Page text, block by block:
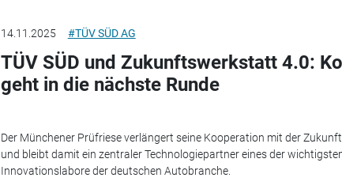
14.11.2025 #TÜV SÜD AG
TÜV SÜD und Zukunftswerkstatt 4.0:
geht in die nächste Runde
Der Münchener Prüfriese verlängert seine Kooperation mit der
und bleibt damit ein zentraler Technologiepartner eines der
Innovationslabore der deutschen Autobranche.